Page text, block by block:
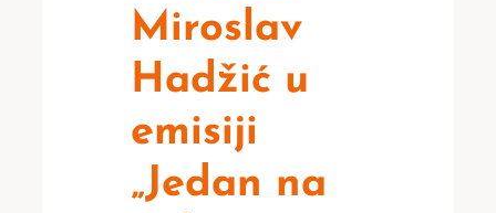
Miroslav
Hadžić u
emisiji
„Jedan na